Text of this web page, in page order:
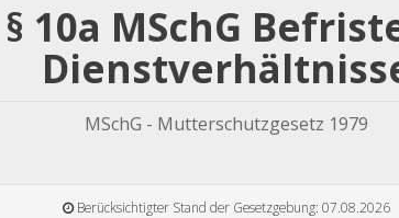
§ 10a MSchG
MSchG - Mutterschutzgesetz 1979
Berücksichtigter Stand der Gesetzgebung: 07.08.2026